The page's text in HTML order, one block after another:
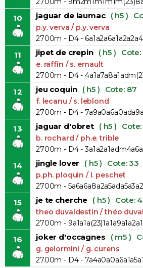
10 jaguar de laumac ( h5 )
p.y. verva / p.y. verva
2700m - D4 -
11 jipet de crepin ( h5 ) Cote:
e. raffin / s. ernault
2700m - D4 -
12 jeu coquin ( h5 ) Cote: 87
f. lecanu / s. leblond
2700m - D4 -
13 jaguar d'obret ( h5 )
b. rochard / ph.e. trible
2700m - D4 -
14 jingle lover ( h5 ) Cote: 33
p.ph. ploquin / l. peschet
2700m -
15 je te cherche ( h5 ) Cote:
theo duvaldestin / théo
2700m -
16 joker d'occagnes ( m5 )
g. gelormini / g. curens
2700m - D4 -